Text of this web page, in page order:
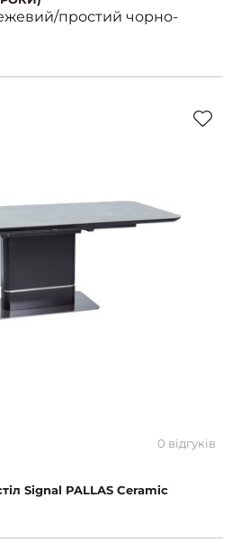
простий чорно-
0 відгуків
Signal PALLAS Ceramic